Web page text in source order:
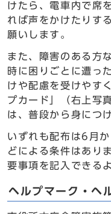
けたら、電車内で席
れば声をかけたりす
願いします。
また、障害のある方
時に困りごとに遭っ
けや配慮を受けやす
プカード」（右上写
は、普段から身につ
いずれも配布は6月
どによる条件はあり
要事項を記入できる
ヘルプマーク・ヘ